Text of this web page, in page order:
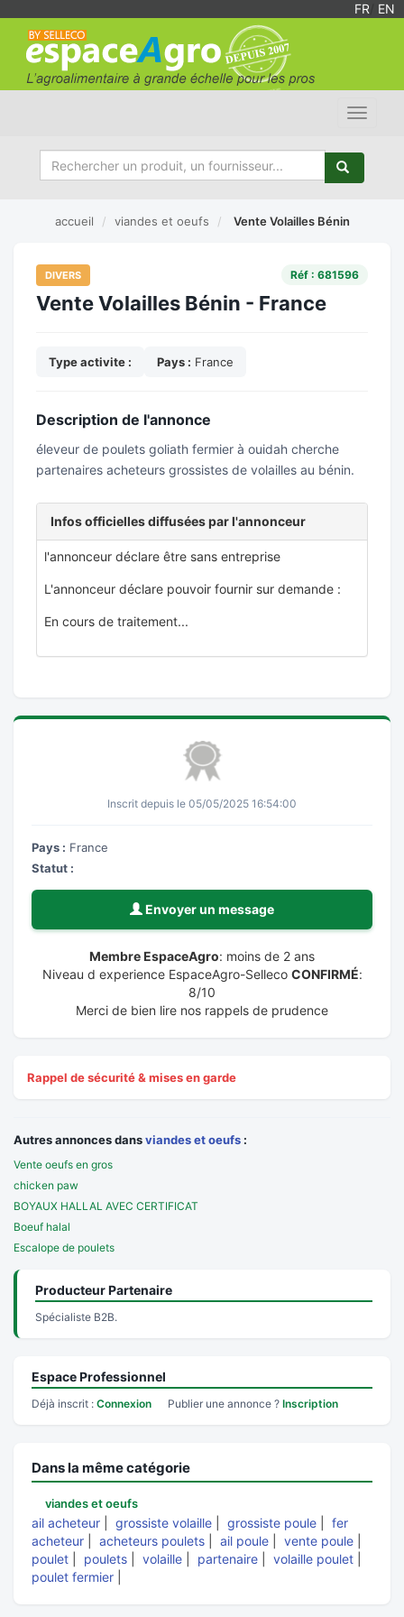
FR EN
Toggle
accueil viandes et oeufs Vente Volailles Bénin
DIVERS Réf : 681596
Vente Volailles Bénin - France
Type activite : Pays : France
Description de l'annonce
éleveur de poulets goliath fermier à ouidah cherche
partenaires acheteurs grossistes de volailles au bénin.
Infos officielles diffusées par l'annonceur
l'annonceur déclare être sans entreprise
L'annonceur déclare pouvoir fournir sur demande :
En cours de traitement...
Inscrit depuis le 05/05/2025 16:54:00
Pays : France
Statut :
Envoyer un message
Membre EspaceAgro: moins de 2 ans
Niveau d experience EspaceAgro-Selleco CONFIRMÉ:
8/10
Merci de bien lire nos rappels de prudence
Rappel de sécurité & mises en garde
Autres annonces dansviandes et oeufs :
Vente oeufs en gros
chicken paw
BOYAUX HALLAL AVEC CERTIFICAT
Boeuf halal
Escalope de poulets
Producteur Partenaire
Spécialiste B2B.
Espace Professionnel
Déjà inscrit : Connexion Publier une annonce ? Inscription
Dans la même catégorie
viandes et oeufs
ail acheteur grossiste volaille grossiste poule
fer
acheteur
acheteurs poulets ail poule vente poule
poulet
poulets volaille partenaire volaille poulet
poulet fermier